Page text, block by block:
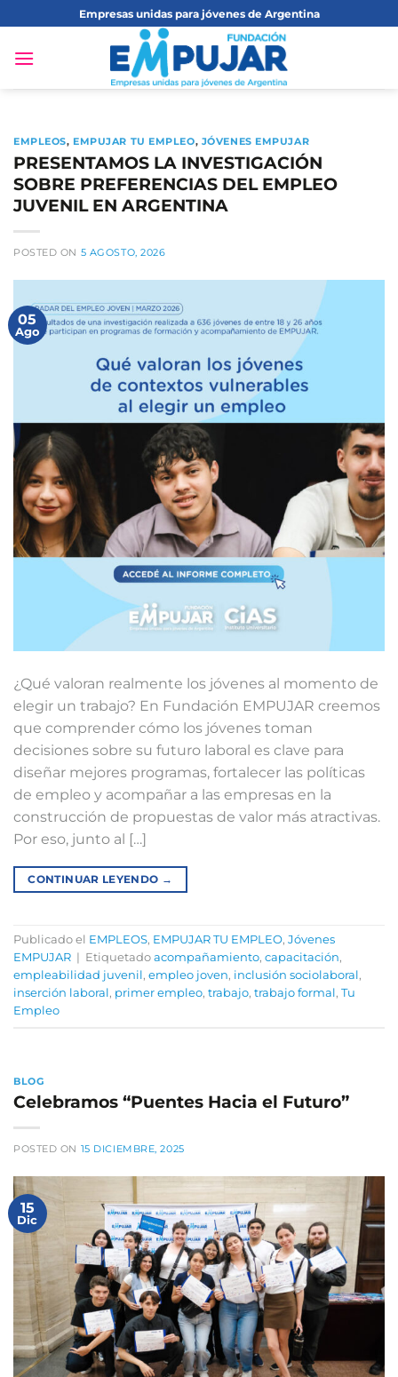
al
contenido
Empresas unidas para jóvenes de Argentina
EMPLEOS, EMPUJAR TU EMPLEO, JÓVENES EMPUJAR
PRESENTAMOS LA INVESTIGACIÓN
SOBRE PREFERENCIAS DEL EMPLEO
JUVENIL EN ARGENTINA
POSTED ON 5 AGOSTO, 2026
05
Ago
¿Qué valoran realmente los jóvenes al momento de
elegir un trabajo? En Fundación EMPUJAR creemos
que comprender cómo los jóvenes toman
decisiones sobre su futuro laboral es clave para
diseñar mejores programas, fortalecer las políticas
de empleo y acompañar a las empresas en la
construcción de propuestas de valor más atractivas.
Por eso, junto al […]
CONTINUAR LEYENDO →
Publicado el EMPLEOS, EMPUJAR TU EMPLEO, Jóvenes
EMPUJAR
Etiquetado acompañamiento, capacitación,
empleabilidad juvenil , empleo joven, inclusión sociolaboral ,
inserción laboral , primer empleo, trabajo, trabajo formal , Tu
Empleo
BLOG
Celebramos “Puentes Hacia el Futuro”
POSTED ON 15 DICIEMBRE, 2025
15
Dic